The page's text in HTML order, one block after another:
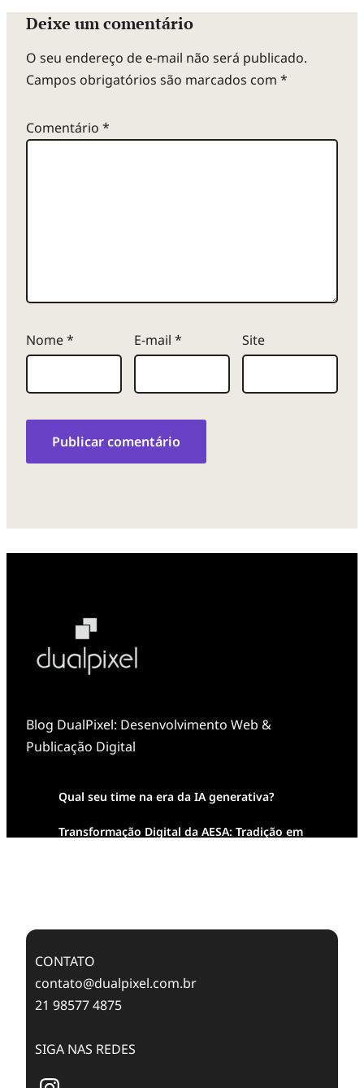
Deixe um comentário
O seu endereço de e-mail não será publicado.
Campos obrigatórios são marcados com *
Comentário *
Nome* E-mail * Site
Blog DualPixel: Desenvolvimento Web &
Publicação Digital
Qual seu time na era da IA generativa?
Transformação Digital da AESA: Tradição em
CONTATO
contato@dualpixel.com.br
21 98577 4875
SIGA NAS REDES